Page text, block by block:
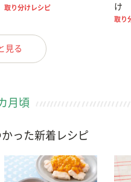
取り分けレシピ
け
取り
見る
月頃
った新着レシピ